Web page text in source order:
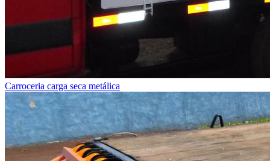
Carroceria carga seca metálica